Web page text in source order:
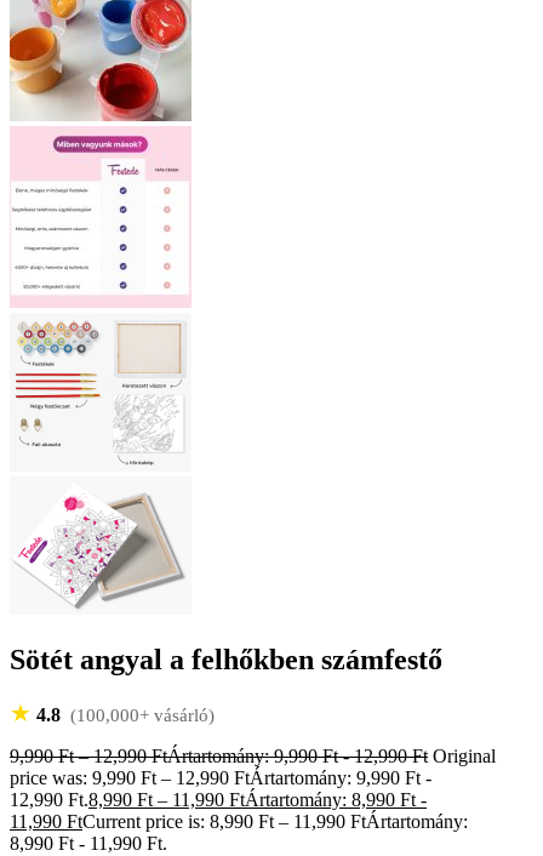
Sötét angyal a felhőkben számfestő
★ 4.8 (100,000+ vásárló)
9,990Ft – 12,990FtÁrtartomány: 9,990 Ft - 12,990 Ft Original
price was: 9,990 Ft – 12,990 FtÁrtartomány: 9,990 Ft -
12,990 Ft.8,990 Ft – 11,990 FtÁrtartomány: 8,990 Ft -
11,990 FtCurrent price is: 8,990 Ft – 11,990 FtÁrtartomány:
8,990 Ft - 11,990 Ft.